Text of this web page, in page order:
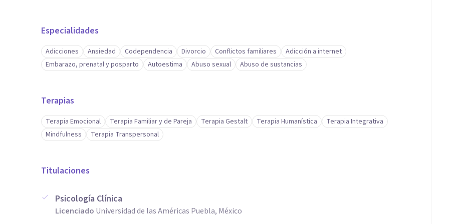
Especialidades
Adicciones Ansiedad Codependencia Divorcio Conflictos familiares
Adicción a internet
Embarazo, prenatal y posparto
Autoestima Abuso sexual Abuso de sustancias
Terapias
Terapia Emocional Terapia Familiar y de Pareja Terapia Gestalt Terapia Humanística
Terapia Integrativa
Mindfulness
Terapia Transpersonal
Titulaciones
Psicología Clínica
Licenciado Universidad de las Américas Puebla, México